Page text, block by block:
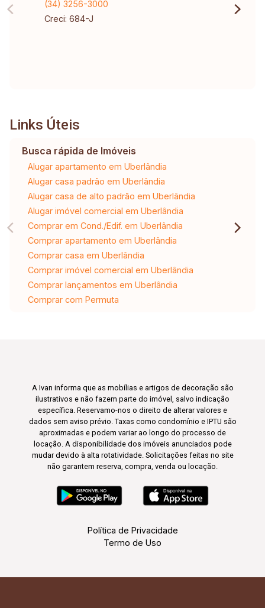
(34) 3256-3000
Creci: 684-J
Links Úteis
Busca rápida de Imóveis
Alugar apartamento em Uberlândia
Alugar casa padrão em Uberlândia
Alugar casa de alto padrão em Uberlândia
Alugar imóvel comercial em Uberlândia
Comprar em Cond./Edif. em Uberlândia
Comprar apartamento em Uberlândia
Comprar casa em Uberlândia
Comprar imóvel comercial em Uberlândia
Comprar lançamentos em Uberlândia
Comprar com Permuta
A Ivan informa que as mobílias e artigos de decoração são
ilustrativos e não fazem parte do imóvel, salvo indicação
específica. Reservamo-nos o direito de alterar valores e
dados sem aviso prévio. Taxas como condomínio e IPTU são
aproximadas e podem variar ao longo do processo de
locação. A disponibilidade dos imóveis anunciados pode
mudar devido à alta rotatividade. Solicitações feitas no site
não garantem reserva, compra, venda ou locação.
Política de Privacidade
Termo de Uso